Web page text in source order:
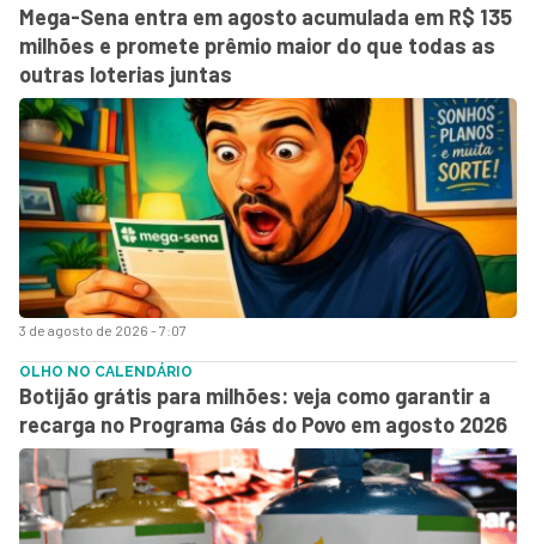
3 de agosto de 2026 - 7:07
Mega-Sena entra em agosto acumulada em R$ 135
milhões e promete prêmio maior do que todas as
outras loterias juntas
OLHO NO CALENDÁRIO
Botijão grátis para milhões: veja como garantir a
recarga no Programa Gás do Povo em agosto 2026